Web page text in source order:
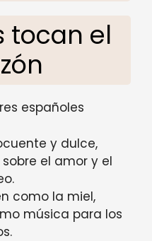
tocan el
españoles
y dulce,
el amor y el
como la miel,
música para los